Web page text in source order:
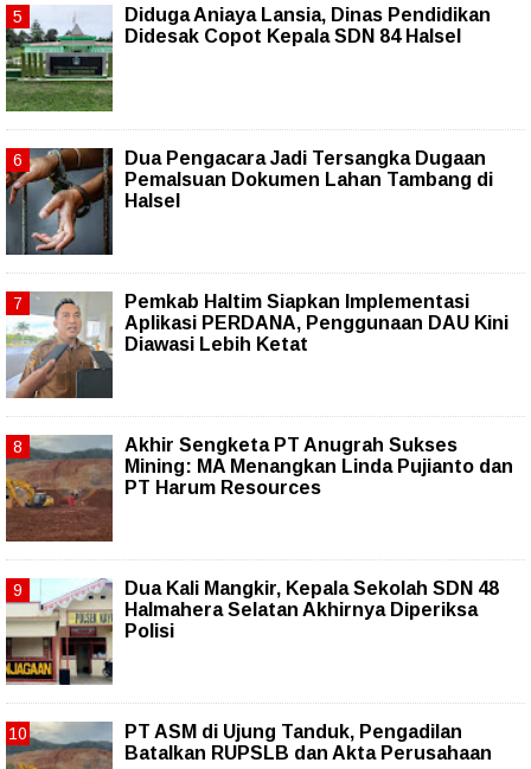
Diduga Aniaya Lansia, Dinas Pendidikan
Didesak Copot Kepala SDN 84 Halsel
Dua Pengacara Jadi Tersangka Dugaan
Pemalsuan Dokumen Lahan Tambang di
Halsel
Pemkab Haltim Siapkan Implementasi
Aplikasi PERDANA, Penggunaan DAU Kini
Diawasi Lebih Ketat
Akhir Sengketa PT Anugrah Sukses
Mining: MA Menangkan Linda Pujianto dan
PT Harum Resources
Dua Kali Mangkir, Kepala Sekolah SDN 48
Halmahera Selatan Akhirnya Diperiksa
Polisi
PT ASM di Ujung Tanduk, Pengadilan
Batalkan RUPSLB dan Akta Perusahaan